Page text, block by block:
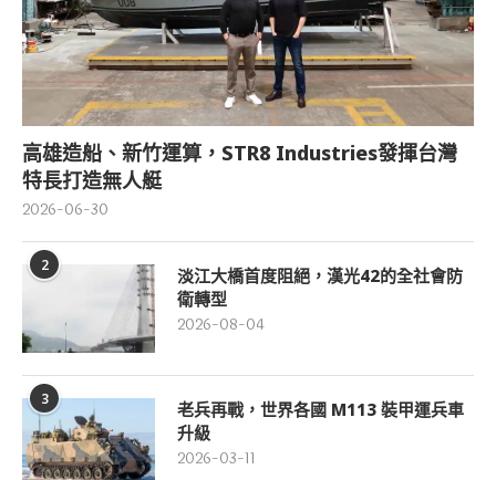
高雄造船、新竹運算，STR8 Industries發揮台灣
特長打造無人艇
2026-06-30
2
淡江大橋首度阻絕，漢光42的全社會防
衛轉型
2026-08-04
3
老兵再戰，世界各國 M113 裝甲運兵車
升級
2026-03-11